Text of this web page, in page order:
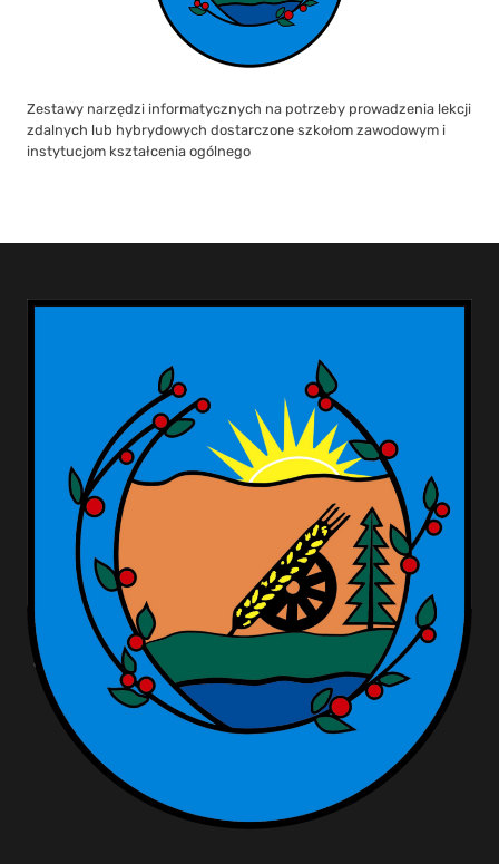
Zestawy narzędzi informatycznych na potrzeby prowadzenia lekcji
zdalnych lub hybrydowych dostarczone szkołom zawodowym i
instytucjom kształcenia ogólnego